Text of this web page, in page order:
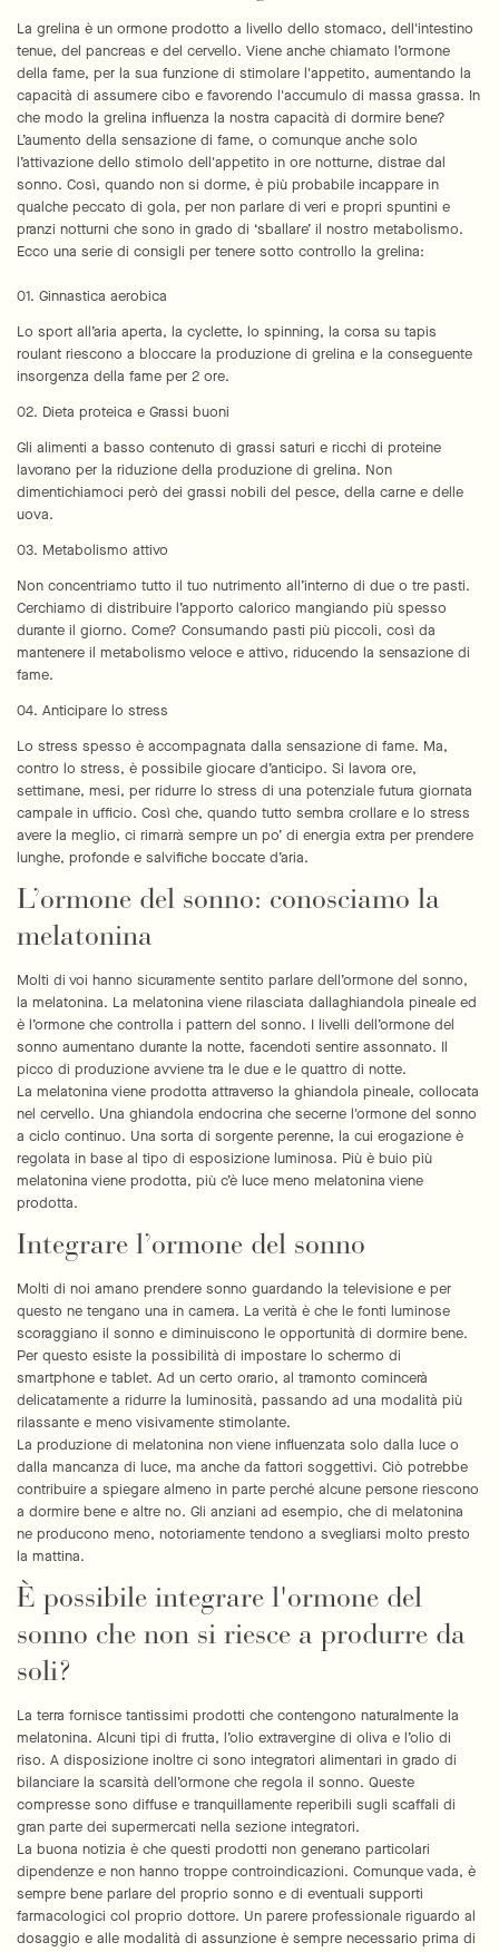
La grelina è un ormone prodotto a livello dello stomaco, dell'intestino
tenue, del pancreas e del cervello. Viene anche chiamato l’ormone
della fame, per la sua funzione di stimolare l'appetito, aumentando la
capacità di assumere cibo e favorendo l'accumulo di massa grassa. In
che modo la grelina influenza la nostra capacità di dormire bene?
L’aumento della sensazione di fame, o comunque anche solo
l’attivazione dello stimolo dell'appetito in ore notturne, distrae dal
sonno. Così, quando non si dorme, è più probabile incappare in
qualche peccato di gola, per non parlare di veri e propri spuntini e
pranzi notturni che sono in grado di ‘sballare’ il nostro metabolismo.
Ecco una serie di consigli per tenere sotto controllo la grelina:
01. Ginnastica aerobica
Lo sport all’aria aperta, la cyclette, lo spinning, la corsa su tapis
roulant riescono a bloccare la produzione di grelina e la conseguente
insorgenza della fame per 2 ore.
02. Dieta proteica e Grassi buoni
Gli alimenti a basso contenuto di grassi saturi e ricchi di proteine
lavorano per la riduzione della produzione di grelina. Non
dimentichiamoci però dei grassi nobili del pesce, della carne e delle
uova.
03. Metabolismo attivo
Non concentriamo tutto il tuo nutrimento all’interno di due o tre pasti.
Cerchiamo di distribuire l’apporto calorico mangiando più spesso
durante il giorno. Come? Consumando pasti più piccoli, così da
mantenere il metabolismo veloce e attivo, riducendo la sensazione di
fame.
04. Anticipare lo stress
Lo stress spesso è accompagnata dalla sensazione di fame. Ma,
contro lo stress, è possibile giocare d’anticipo. Si lavora ore,
settimane, mesi, per ridurre lo stress di una potenziale futura giornata
campale in ufficio. Così che, quando tutto sembra crollare e lo stress
avere la meglio, ci rimarrà sempre un po’ di energia extra per prendere
lunghe, profonde e salvifiche boccate d’aria.
L’ormone del sonno: conosciamo la
melatonina
Molti di voi hanno sicuramente sentito parlare dell’ormone del sonno,
la melatonina. La melatonina viene rilasciata dallaghiandola pineale ed
è l’ormone che controlla i pattern del sonno. I livelli dell’ormone del
sonno aumentano durante la notte, facendoti sentire assonnato. Il
picco di produzione avviene tra le due e le quattro di notte.
La melatonina viene prodotta attraverso la ghiandola pineale, collocata
nel cervello. Una ghiandola endocrina che secerne l'ormone del sonno
a ciclo continuo. Una sorta di sorgente perenne, la cui erogazione è
regolata in base al tipo di esposizione luminosa. Più è buio più
melatonina viene prodotta, più c’è luce meno melatonina viene
prodotta.
Integrare l’ormone del sonno
Molti di noi amano prendere sonno guardando la televisione e per
questo ne tengano una in camera. La verità è che le fonti luminose
scoraggiano il sonno e diminuiscono le opportunità di dormire bene.
Per questo esiste la possibilità di impostare lo schermo di
smartphone e tablet. Ad un certo orario, al tramonto comincerà
delicatamente a ridurre la luminosità, passando ad una modalità più
rilassante e meno visivamente stimolante.
La produzione di melatonina non viene influenzata solo dalla luce o
dalla mancanza di luce, ma anche da fattori soggettivi. Ciò potrebbe
contribuire a spiegare almeno in parte perché alcune persone riescono
a dormire bene e altre no. Gli anziani ad esempio, che di melatonina
ne producono meno, notoriamente tendono a svegliarsi molto presto
la mattina.
È possibile integrare l'ormone del
sonno che non si riesce a produrre da
soli?
La terra fornisce tantissimi prodotti che contengono naturalmente la
melatonina. Alcuni tipi di frutta, l’olio extravergine di oliva e l’olio di
riso. A disposizione inoltre ci sono integratori alimentari in grado di
bilanciare la scarsità dell’ormone che regola il sonno. Queste
compresse sono diffuse e tranquillamente reperibili sugli scaffali di
gran parte dei supermercati nella sezione integratori.
La buona notizia è che questi prodotti non generano particolari
dipendenze e non hanno troppe controindicazioni. Comunque vada, è
sempre bene parlare del proprio sonno e di eventuali supporti
farmacologici col proprio dottore. Un parere professionale riguardo al
dosaggio e alle modalità di assunzione è sempre necessario prima di